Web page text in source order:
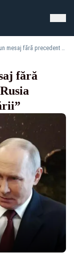
Zelenski îi transmite un mesaj fără precedent lui Putin: „Când Rusia obosește, vine valul schimbării”
fără